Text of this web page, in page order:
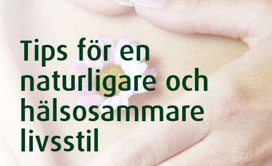
Tips för en
naturligare och
hälsosammare
livsstil